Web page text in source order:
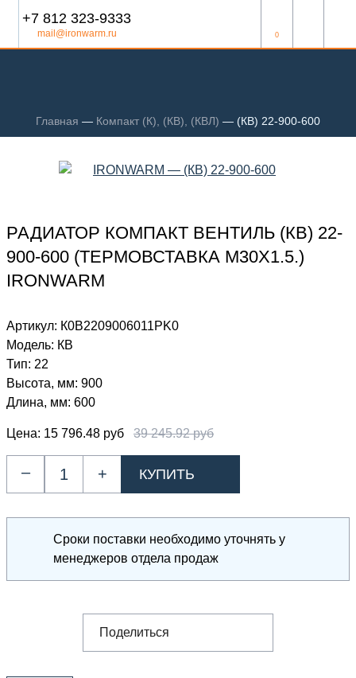
+7 812 323-9333
mail@ironwarm.ru 0
Главная — Компакт (К), (КВ), (КВЛ) — (КВ) 22-900-600
РАДИАТОР КОМПАКТ ВЕНТИЛЬ (КВ) 22-
900-600 (ТЕРМОВСТАВКА М30Х1.5.)
IRONWARM
Артикул: К0В2209006011PK0
Модель: КВ
Тип: 22
Высота, мм: 900
Длина, мм: 600
Цена: 15 796.48 руб 39 245.92 руб
– +
Сроки поставки необходимо уточнять у
менеджеров отдела продаж
Поделиться